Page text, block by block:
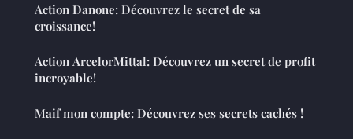
Action Danone: Découvrez le secret de sa
croissance!
Action ArcelorMittal: Découvrez un secret de profit
incroyable!
Maif mon compte: Découvrez ses secrets cachés !